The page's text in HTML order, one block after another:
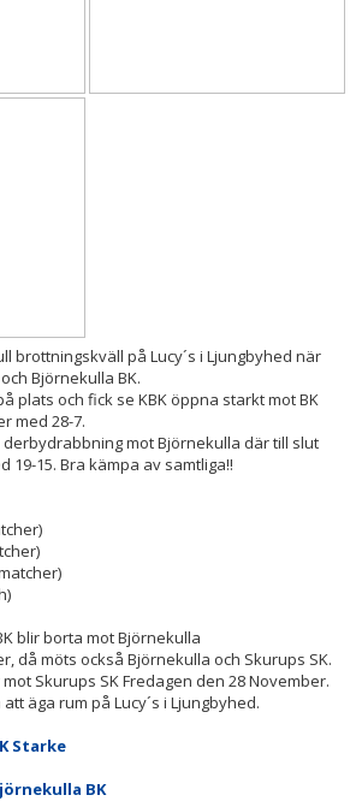
brottningskväll på Lucy´s i Ljungbyhed när
Björnekulla BK.
plats och fick se KBK öppna starkt mot BK
med 28-7.
mot Björnekulla där till slut
19-15. Bra kämpa av samtliga!!
blir borta mot Björnekulla
då möts också Björnekulla och Skurups SK.
Skurups SK Fredagen den 28 November.
äga rum på Lucy´s i Ljungbyhed.
Starke
BK